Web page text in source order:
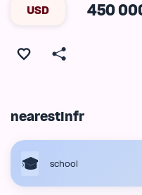
USD 450
nearestInfr
school